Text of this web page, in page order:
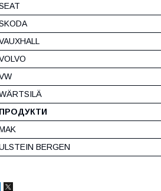
ПРОДУКТИ
BERGEN